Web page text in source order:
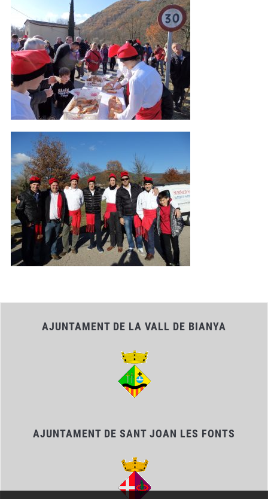
AJUNTAMENT DE LA VALL DE BIANYA
AJUNTAMENT DE SANT JOAN LES FONTS